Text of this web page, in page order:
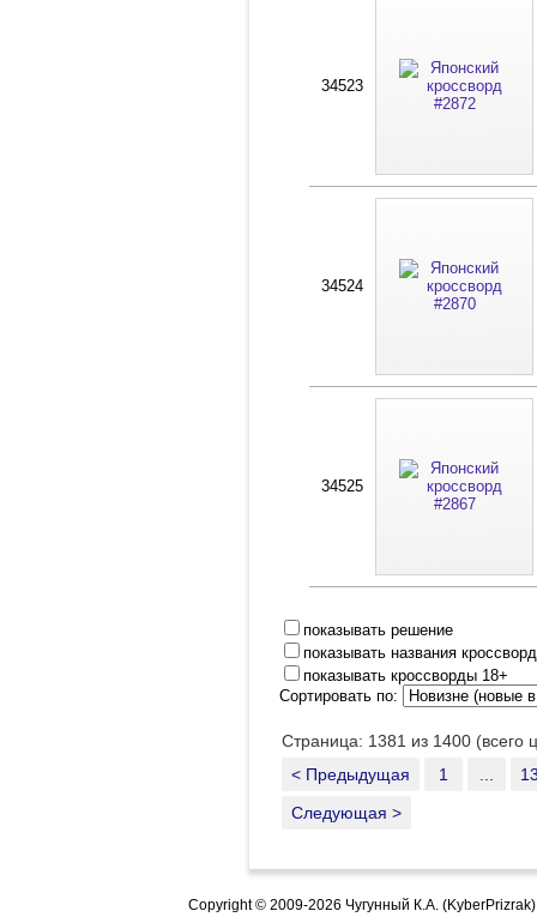
34523
34524
34525
показывать решение
показывать названия
показывать кроссворды 18+
Сортировать по:
Страница: 1381 из 1400 (всего
< Предыдущая
1
Следующая >
Copyright © 2009-2026 Чугунный К.А. (KyberPrizrak)